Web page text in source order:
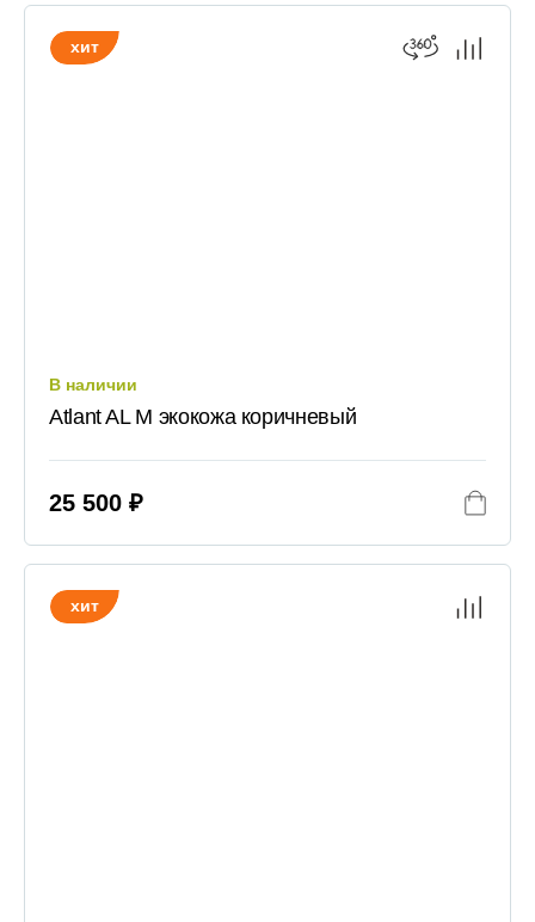
хит
В наличии
Atlant AL M экокожа коричневый
25 500 ₽
хит